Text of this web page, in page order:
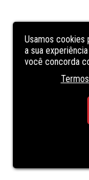
Usamos cookies
a sua
você concorda